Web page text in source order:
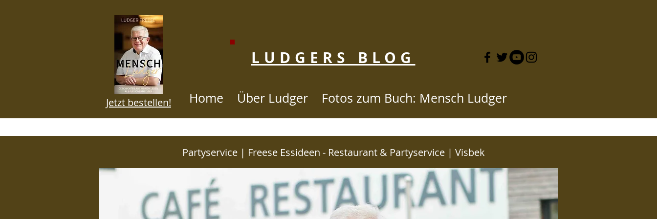
LUDGERS BLOG
Home Über Ludger Fotos zum Buch: Mensch Ludger
Jetzt bestellen!
Partyservice | Freese Essideen - Restaurant & Partyservice | Visbek